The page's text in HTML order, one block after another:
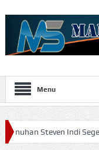
Menu
Indi Segera Terkuak